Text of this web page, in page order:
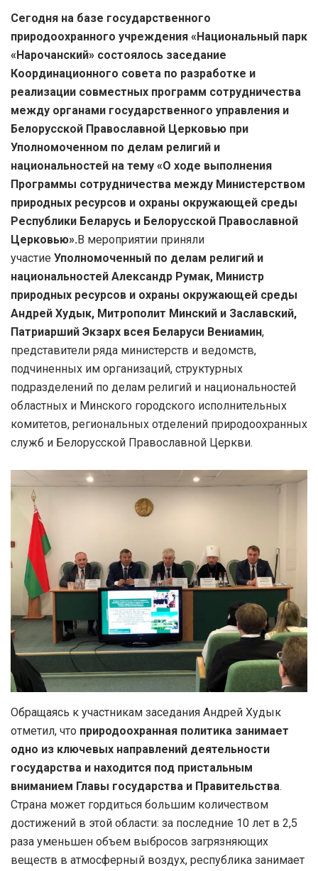
Сегодня на базе государственного
природоохранного учреждения «Национальный парк
«Нарочанский» состоялось заседание
Координационного совета по разработке и
реализации совместных программ сотрудничества
между органами государственного управления и
Белорусской Православной Церковью при
Уполномоченном по делам религий и
национальностей на тему «О ходе выполнения
Программы сотрудничества между Министерством
природных ресурсов и охраны окружающей среды
Республики Беларусь и Белорусской Православной
Церковью».В мероприятии приняли
участие Уполномоченный по делам религий и
национальностей Александр Румак, Министр
природных ресурсов и охраны окружающей среды
Андрей Худык, Митрополит Минский и Заславский,
Патриарший Экзарх всея Беларуси Вениамин,
представители ряда министерств и ведомств,
подчиненных им организаций, структурных
подразделений по делам религий и национальностей
областных и Минского городского исполнительных
комитетов, региональных отделений природоохранных
служб и Белорусской Православной Церкви.
Обращаясь к участникам заседания Андрей Худык
отметил, что природоохранная политика занимает
одно из ключевых направлений деятельности
государства и находится под пристальным
вниманием Главы государства и Правительства.
Страна может гордиться большим количеством
достижений в этой области: за последние 10 лет в 2,5
раза уменьшен объем выбросов загрязняющих
веществ в атмосферный воздух, республика занимает